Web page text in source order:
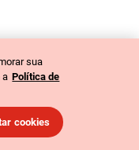
sua
a Política de
cookies